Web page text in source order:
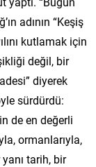
adının “Keşiş
kutlamak için
değil, bir
diyerek
sürdürdü:
de en değerli
ormanlarıyla,
tarih, bir